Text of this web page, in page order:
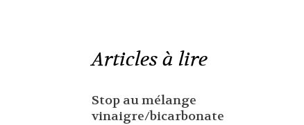
Articles à lire
Stop au mélange
vinaigre/bicarbonate